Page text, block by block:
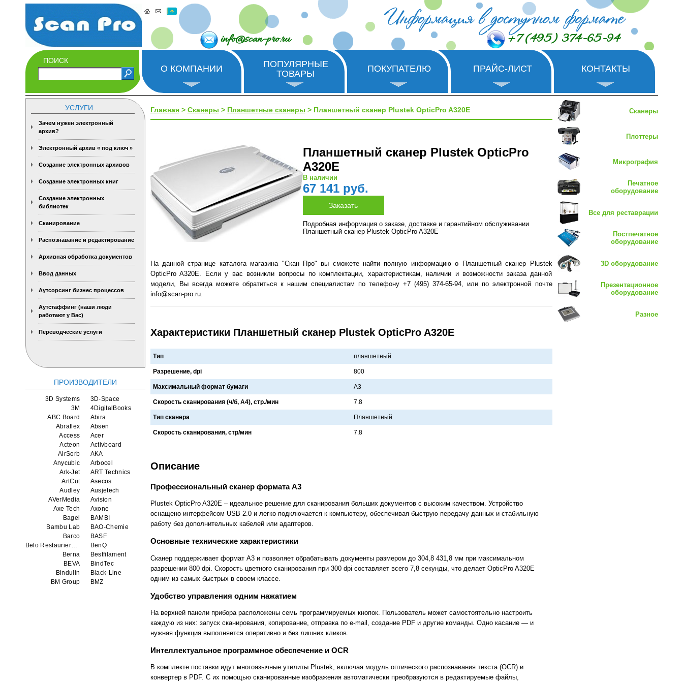
info@scan-pro.ru +7 (495) 374-65-94
ПОИСК
О КОМПАНИИ
ПОПУЛЯРНЫЕ
ТОВАРЫ
ПОКУПАТЕЛЮ ПРАЙС-ЛИСТ КОНТАКТЫ
УСЛУГИ
Зачем нужен электронный
архив?
Электронный архив « под ключ »
Создание электронных архивов
Создание электронных книг
Создание электронных
библиотек
Сканирование
Распознавание и редактирование
Архивная обработка документов
Ввод данных
Аутсорсинг бизнес процессов
Аутстаффинг (наши люди
работают у Вас)
Переводческие услуги
ПРОИЗВОДИТЕЛИ
3D Systems
3D-Space
3M
4DigitalBooks
ABC Board
Abira
Abraflex
Absen
Access
Acer
Acteon
Activboard
AirSorb
AKA
Anycubic
Arbocel
Ark-Jet
ART Technics
ArtCut
Asecos
Audley
Ausjetech
AVerMedia
Avision
Axe Tech
Axone
Bagel
BAMBI
Bambu Lab
BAO-Chemie
Barco
BASF
Belo Restaurierungsgerate GmbH
BenQ
Berna
Bestfilament
BEVA
BindTec
Bindulin
Black-Line
BM Group
BMZ
Главная> Сканеры > Планшетные сканеры > Планшетный сканер Plustek OpticPro A320E
Планшетный сканер Plustek OpticPro
A320E
В наличии
67 141 руб.
Подробная информация о заказе, доставке и гарантийном обслуживании
Планшетный сканер Plustek OpticPro A320E
На данной странице каталога магазина "Скан Про" вы сможете найти полную информацию о Планшетный сканер Plustek
OpticPro A320E. Если у вас возникли вопросы по комплектации, характеристикам, наличии и возможности заказа данной
модели, Вы всегда можете обратиться к нашим специалистам по телефону +7 (495) 374-65-94, или по электронной почте
info@scan-pro.ru.
Характеристики Планшетный сканер Plustek OpticPro A320E
Тип планшетный
Разрешение, dpi 800
Максимальный формат бумаги A3
Скорость сканирования (ч/б, А4), стр./мин 7.8
Тип сканера Плaншетный
Скорость сканирования, стр/мин 7.8
Описание
Профессиональный сканер формата A3
Plustek OpticPro A320E – идеальное решение для сканирования больших документов с высоким качеством. Устройство
оснащено интерфейсом USB 2.0 и легко подключается к компьютеру, обеспечивая быструю передачу данных и стабильную
работу без дополнительных кабелей или адаптеров.
Основные технические характеристики
Сканер поддерживает формат A3 и позволяет обрабатывать документы размером до 304,8 431,8 мм при максимальном
разрешении 800 dpi. Скорость цветного сканирования при 300 dpi составляет всего 7,8 секунды, что делает OpticPro A320E
одним из самых быстрых в своем классе.
Удобство управления одним нажатием
На верхней панели прибора расположены семь программируемых кнопок. Пользователь может самостоятельно настроить
каждую из них: запуск сканирования, копирование, отправка по e-mail, создание PDF и другие команды. Одно касание — и
нужная функция выполняется оперативно и без лишних кликов.
Интеллектуальное программное обеспечение и OCR
В комплекте поставки идут многоязычные утилиты Plustek, включая модуль оптического распознавания текста (OCR) и
конвертер в PDF. С их помощью сканированные изображения автоматически преобразуются в редактируемые файлы,
Сканеры
Плоттеры
Микрография
Печатное
оборудование
Все для реставрации
Постпечатное
оборудование
3D оборудование
Презентационное
оборудование
Разное